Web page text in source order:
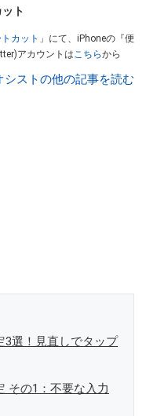
ト
カット 」にて、iPhoneの『便
介しています。 X(旧twitter)アカウントはこちらから
シストの他の記事を読む
3選！見直しでタップ
その1：不要な入力